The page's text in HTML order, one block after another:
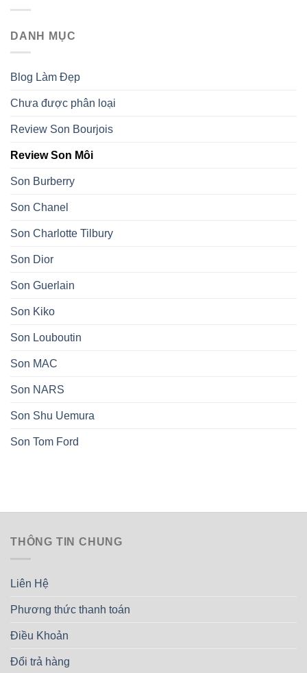
DANH MỤC
Blog Làm Đẹp
Chưa được phân loại
Review Son Bourjois
Review Son Môi
Son Burberry
Son Chanel
Son Charlotte Tilbury
Son Dior
Son Guerlain
Son Kiko
Son Louboutin
Son MAC
Son NARS
Son Shu Uemura
Son Tom Ford
THÔNG TIN CHUNG
Liên Hệ
Phương thức thanh toán
Điều Khoản
Đổi trả hàng